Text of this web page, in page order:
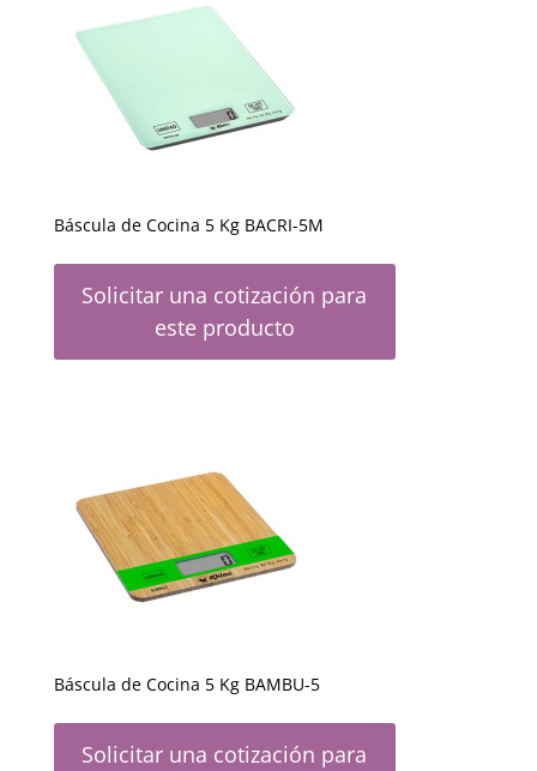
Báscula de Cocina 5 Kg BACRI-5M
Solicitar una cotización para
este producto
Báscula de Cocina 5 Kg BAMBU-5
Solicitar una cotización para